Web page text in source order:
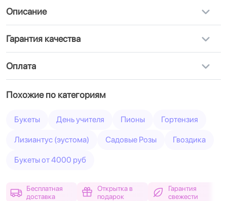
Описание
Гарантия качества
Оплата
Похожие по категориям
Букеты День учителя Пионы Гортензия
Лизиантус (эустома) Садовые Розы Гвоздика
Букеты от 4000 руб
Бесплатная
доставка
Открытка в
подарок
Гарантия
свежести